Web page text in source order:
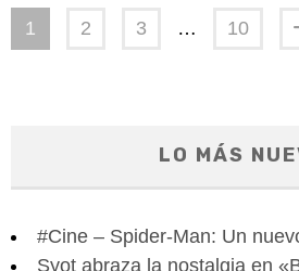
1 2 3 … 10
LO MÁS
#Cine – Spider-Man: Un
Syot abraza la nostalgia en